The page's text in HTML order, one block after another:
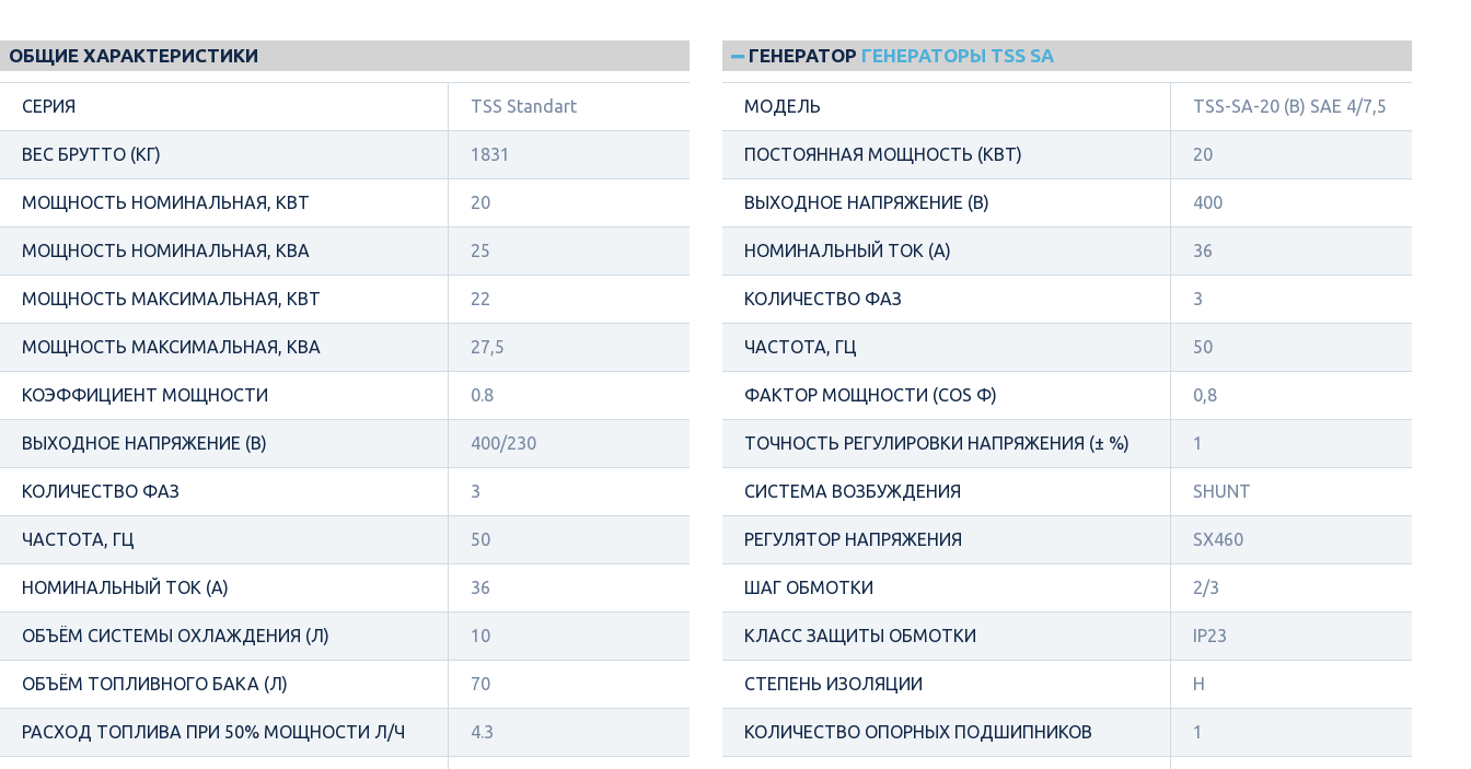
ОБЩИЕ ХАРАКТЕРИСТИКИ
СЕРИЯ TSS Standart
ВЕС БРУТТО (КГ) 1831
МОЩНОСТЬ НОМИНАЛЬНАЯ, КВТ 20
МОЩНОСТЬ НОМИНАЛЬНАЯ, КВА 25
МОЩНОСТЬ МАКСИМАЛЬНАЯ, КВТ 22
МОЩНОСТЬ МАКСИМАЛЬНАЯ, КВА 27,5
КОЭФФИЦИЕНТ МОЩНОСТИ 0.8
ВЫХОДНОЕ НАПРЯЖЕНИЕ (В) 400/230
КОЛИЧЕСТВО ФАЗ 3
ЧАСТОТА, ГЦ 50
НОМИНАЛЬНЫЙ ТОК (А) 36
ОБЪЁМ СИСТЕМЫ ОХЛАЖДЕНИЯ (Л) 10
ОБЪЁМ ТОПЛИВНОГО БАКА (Л) 70
РАСХОД ТОПЛИВА ПРИ 50% МОЩНОСТИ Л/Ч 4.3
ГЕНЕРАТОР ГЕНЕРАТОРЫ TSS SA
МОДЕЛЬ TSS-SA-20 (B) SAE 4/7,5
ПОСТОЯННАЯ МОЩНОСТЬ (КВТ) 20
ВЫХОДНОЕ НАПРЯЖЕНИЕ (В) 400
НОМИНАЛЬНЫЙ ТОК (А) 36
КОЛИЧЕСТВО ФАЗ 3
ЧАСТОТА, ГЦ 50
ФАКТОР МОЩНОСТИ (COS Φ) 0,8
ТОЧНОСТЬ РЕГУЛИРОВКИ НАПРЯЖЕНИЯ (± %) 1
СИСТЕМА ВОЗБУЖДЕНИЯ SHUNT
РЕГУЛЯТОР НАПРЯЖЕНИЯ SX460
ШАГ ОБМОТКИ 2/3
КЛАСС ЗАЩИТЫ ОБМОТКИ IP23
СТЕПЕНЬ ИЗОЛЯЦИИ H
КОЛИЧЕСТВО ОПОРНЫХ ПОДШИПНИКОВ 1